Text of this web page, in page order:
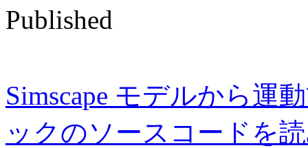
Published
Simscape モデルから運
ックのソースコードを